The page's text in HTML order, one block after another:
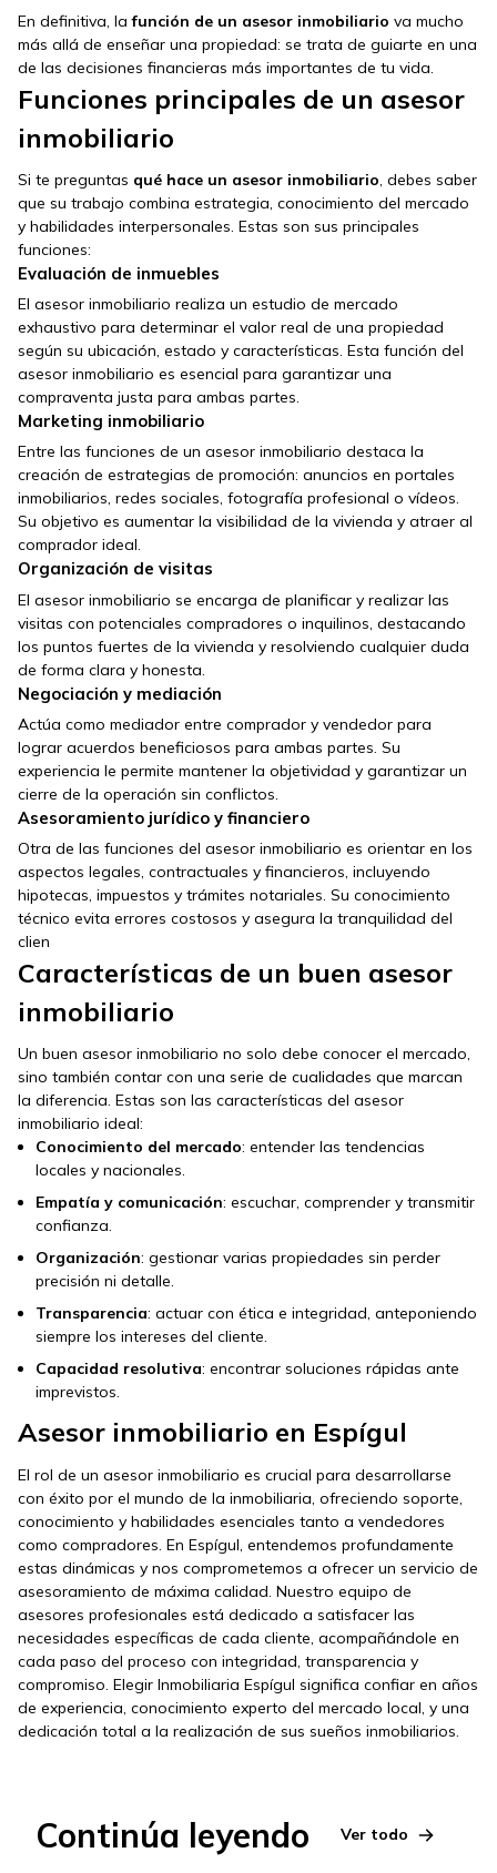
En definitiva, lafunción de un asesor inmobiliario va mucho
más allá de enseñar una propiedad: se trata de guiarte en una
de las decisiones financieras más importantes de tu vida.
Funciones principales de un asesor
inmobiliario
Si te preguntas qué hace un asesor inmobiliario, debes saber
que su trabajo combina estrategia, conocimiento del mercado
y habilidades interpersonales. Estas son sus principales
funciones:
Evaluación de inmuebles
El asesor inmobiliario realiza un estudio de mercado
exhaustivo para determinar el valor real de una propiedad
según su ubicación, estado y características. Esta función del
asesor inmobiliario es esencial para garantizar una
compraventa justa para ambas partes.
Marketing inmobiliario
Entre las funciones de un asesor inmobiliario destaca la
creación de estrategias de promoción: anuncios en portales
inmobiliarios, redes sociales, fotografía profesional o vídeos.
Su objetivo es aumentar la visibilidad de la vivienda y atraer al
comprador ideal.
Organización de visitas
El asesor inmobiliario se encarga de planificar y realizar las
visitas con potenciales compradores o inquilinos, destacando
los puntos fuertes de la vivienda y resolviendo cualquier duda
de forma clara y honesta.
Negociación y mediación
Actúa como mediador entre comprador y vendedor para
lograr acuerdos beneficiosos para ambas partes. Su
experiencia le permite mantener la objetividad y garantizar un
cierre de la operación sin conflictos.
Asesoramiento jurídico y financiero
Otra de las funciones del asesor inmobiliario es orientar en los
aspectos legales, contractuales y financieros, incluyendo
hipotecas, impuestos y trámites notariales. Su conocimiento
técnico evita errores costosos y asegura la tranquilidad del
clien
Características de un buen asesor
inmobiliario
Un buen asesor inmobiliario no solo debe conocer el mercado,
sino también contar con una serie de cualidades que marcan
la diferencia. Estas son las características del asesor
inmobiliario ideal:
Conocimiento del mercado: entender las tendencias
locales y nacionales.
Empatía y comunicación: escuchar, comprender y transmitir
confianza.
Organización: gestionar varias propiedades sin perder
precisión ni detalle.
Transparencia: actuar con ética e integridad, anteponiendo
siempre los intereses del cliente.
Capacidad resolutiva: encontrar soluciones rápidas ante
imprevistos.
Asesor inmobiliario en Espígul
El rol de un asesor inmobiliario es crucial para desarrollarse
con éxito por el mundo de la inmobiliaria, ofreciendo soporte,
conocimiento y habilidades esenciales tanto a vendedores
como compradores. En Espígul, entendemos profundamente
estas dinámicas y nos comprometemos a ofrecer un servicio de
asesoramiento de máxima calidad. Nuestro equipo de
asesores profesionales está dedicado a satisfacer las
necesidades específicas de cada cliente, acompañándole en
cada paso del proceso con integridad, transparencia y
compromiso. Elegir Inmobiliaria Espígul significa confiar en años
de experiencia, conocimiento experto del mercado local, y una
dedicación total a la realización de sus sueños inmobiliarios.
Continúa leyendo Ver todo